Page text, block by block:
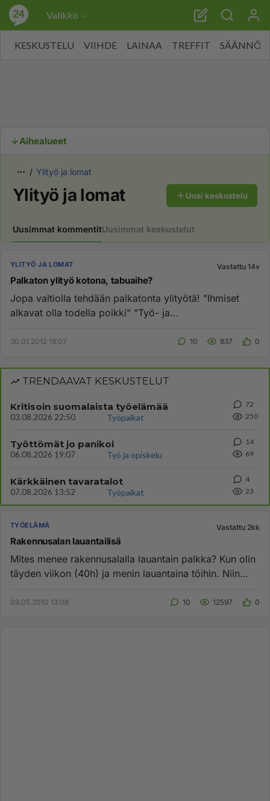
Valikko
KESKUSTELU VIIHDE LAINAA TREFFIT SÄÄNNÖT
Aihealueet
Ylityö ja lomat
Ylityö ja lomat Uusi keskustelu
Uusimmat kommentitUusimmat keskustelut
YLITYÖ JA LOMAT Vastattu 14v
Palkaton ylityö kotona, tabuaihe?
Jopa valtiolla tehdään palkatonta ylityötä! "Ihmiset
alkavat olla todella poikki" "Työ- ja
30.01.2012 19:07 10 837 0
TRENDAAVAT KESKUSTELUT
Kritisoin suomalaista työelämää
03.08.2026 22:50 Työpaikat
72
250
Työttömät jo panikoi
06.08.2026 19:07 Työ ja opiskelu
14
69
Kärkkäinen tavaratalot
07.08.2026 13:52 Työpaikat
4
23
TYÖELÄMÄ Vastattu 2kk
Rakennusalan lauantailisä
Mites menee rakennusalalla lauantain palkka? Kun olin
täyden viikon (40h) ja menin lauantaina töihin. Niin
09.05.2010 13:08 10 12597 0